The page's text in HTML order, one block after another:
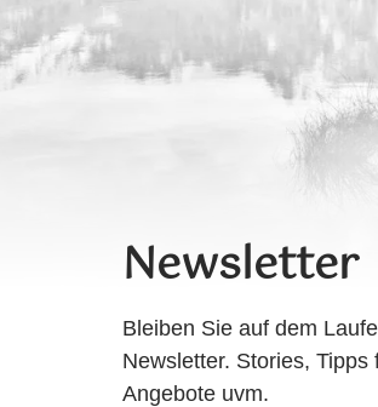
Newsletter
Bleiben Sie auf dem
Newsletter. Stories,
Angebote uvm.